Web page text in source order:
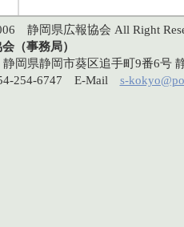
静岡県広報協会 All Right
（事務局）
岡県静岡市葵区追手町9番6号
254-6747 E-Mail s-